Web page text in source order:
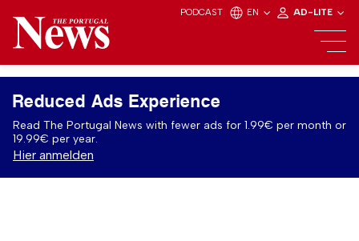
PODCAST EN AD-LITE
Reduced Ads Experience
Read The Portugal News with fewer ads for 1.99€ per month or
19.99€ per year.
Hier anmelden